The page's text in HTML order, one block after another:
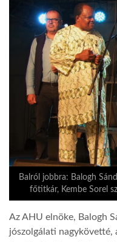
Balról jobbra: Balogh
főtitkár, Kembe Sorel
Az AHU elnöke, Balogh
jószolgálati nagykövetté,